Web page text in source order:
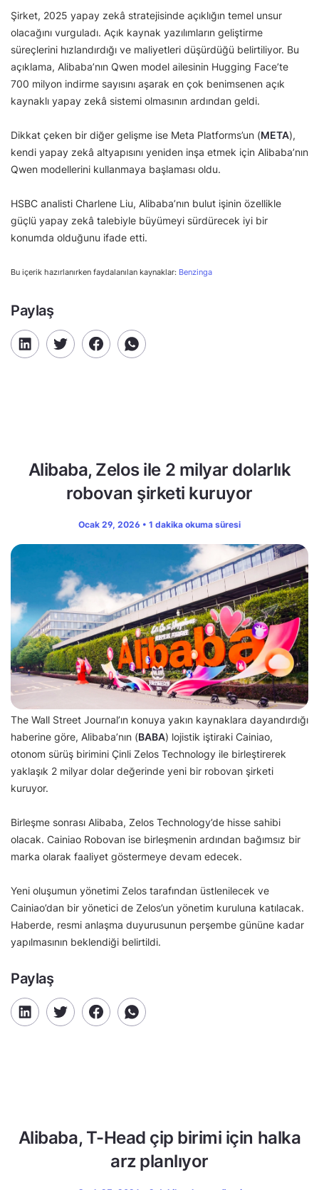
Şirket, 2025 yapay zekâ stratejisinde açıklığın temel unsur
olacağını vurguladı. Açık kaynak yazılımların geliştirme
süreçlerini hızlandırdığı ve maliyetleri düşürdüğü belirtiliyor. Bu
açıklama, Alibaba’nın Qwen model ailesinin Hugging Face’te
700 milyon indirme sayısını aşarak en çok benimsenen açık
kaynaklı yapay zekâ sistemi olmasının ardından geldi.
Dikkat çeken bir diğer gelişme ise Meta Platforms’un (META),
kendi yapay zekâ altyapısını yeniden inşa etmek için Alibaba’nın
Qwen modellerini kullanmaya başlaması oldu.
HSBC analisti Charlene Liu, Alibaba’nın bulut işinin özellikle
güçlü yapay zekâ talebiyle büyümeyi sürdürecek iyi bir
konumda olduğunu ifade etti.
Bu içerik hazırlanırken faydalanılan kaynaklar: Benzinga
Paylaş
Alibaba, Zelos ile 2 milyar dolarlık
robovan şirketi kuruyor
Ocak 29, 2026 • 1 dakika okuma süresi
The Wall Street Journal’ın konuya yakın kaynaklara dayandırdığı
haberine göre, Alibaba’nın (BABA) lojistik iştiraki Cainiao,
otonom sürüş birimini Çinli Zelos Technology ile birleştirerek
yaklaşık 2 milyar dolar değerinde yeni bir robovan şirketi
kuruyor.
Birleşme sonrası Alibaba, Zelos Technology’de hisse sahibi
olacak. Cainiao Robovan ise birleşmenin ardından bağımsız bir
marka olarak faaliyet göstermeye devam edecek.
Yeni oluşumun yönetimi Zelos tarafından üstlenilecek ve
Cainiao’dan bir yönetici de Zelos’un yönetim kuruluna katılacak.
Haberde, resmi anlaşma duyurusunun perşembe gününe kadar
yapılmasının beklendiği belirtildi.
Paylaş
Alibaba, T-Head çip birimi için halka
arz planlıyor